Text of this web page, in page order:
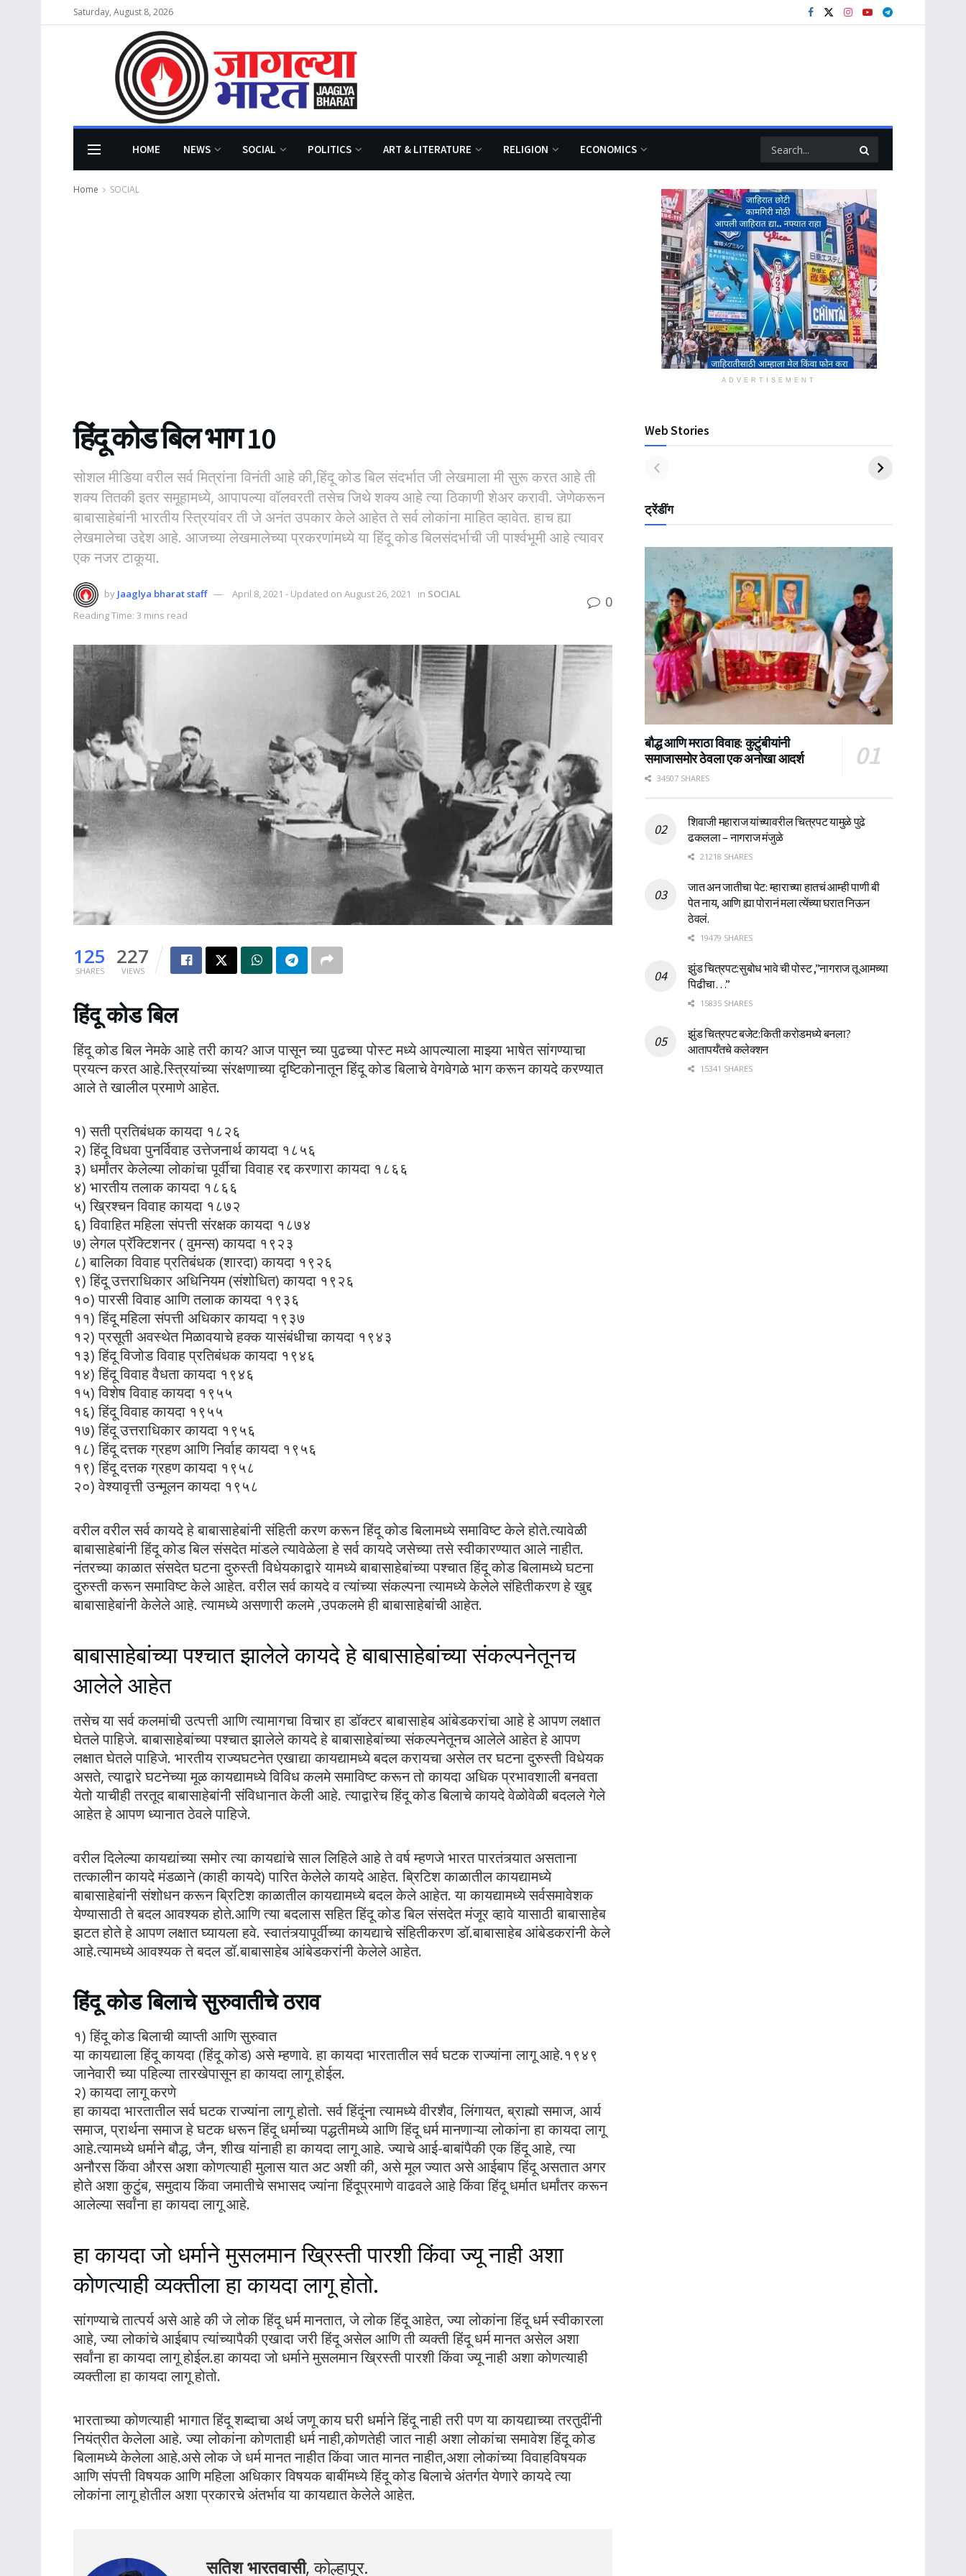
Saturday, August 8, 2026
HOME NEWS SOCIAL POLITICS ART & LITERATURE RELIGION ECONOMICS
Home SOCIAL
हिंदू कोड बिल भाग 10
सोशल मीडिया वरील सर्व मित्रांना विनंती आहे की,हिंदू कोड बिल संदर्भात जी लेखमाला मी सुरू करत आहे ती
शक्य तितकी इतर समूहामध्ये, आपापल्या वॉलवरती तसेच जिथे शक्य आहे त्या ठिकाणी शेअर करावी. जेणेकरून
बाबासाहेबांनी भारतीय स्त्रियांवर ती जे अनंत उपकार केले आहेत ते सर्व लोकांना माहित व्हावेत. हाच ह्या
लेखमालेचा उद्देश आहे. आजच्या लेखमालेच्या प्रकरणांमध्ये या हिंदू कोड बिलसंदर्भाची जी पार्श्वभूमी आहे त्यावर
एक नजर टाकूया.
by Jaaglya bharat staff April 8, 2021 - Updated on August 26, 2021 in SOCIAL
Reading Time: 3 mins read
0
125
SHARES
227
VIEWS
हिंदू कोड बिल
हिंदू कोड बिल नेमके आहे तरी काय? आज पासून च्या पुढच्या पोस्ट मध्ये आपल्याला माझ्या भाषेत सांगण्याचा
प्रयत्न करत आहे.स्त्रियांच्या संरक्षणाच्या दृष्टिकोनातून हिंदू कोड बिलाचे वेगवेगळे भाग करून कायदे करण्यात
आले ते खालील प्रमाणे आहेत.
१) सती प्रतिबंधक कायदा १८२६
२) हिंदू विधवा पुनर्विवाह उत्तेजनार्थ कायदा १८५६
३) धर्मांतर केलेल्या लोकांचा पूर्वीचा विवाह रद्द करणारा कायदा १८६६
४) भारतीय तलाक कायदा १८६६
५) ख्रिश्चन विवाह कायदा १८७२
६) विवाहित महिला संपत्ती संरक्षक कायदा १८७४
७) लेगल प्रॅक्टिशनर ( वुमन्स) कायदा १९२३
८) बालिका विवाह प्रतिबंधक (शारदा) कायदा १९२६
९) हिंदू उत्तराधिकार अधिनियम (संशोधित) कायदा १९२६
१०) पारसी विवाह आणि तलाक कायदा १९३६
११) हिंदू महिला संपत्ती अधिकार कायदा १९३७
१२) प्रसूती अवस्थेत मिळावयाचे हक्क यासंबंधीचा कायदा १९४३
१३) हिंदू विजोड विवाह प्रतिबंधक कायदा १९४६
१४) हिंदू विवाह वैधता कायदा १९४६
१५) विशेष विवाह कायदा १९५५
१६) हिंदू विवाह कायदा १९५५
१७) हिंदू उत्तराधिकार कायदा १९५६
१८) हिंदू दत्तक ग्रहण आणि निर्वाह कायदा १९५६
१९) हिंदू दत्तक ग्रहण कायदा १९५८
२०) वेश्यावृत्ती उन्मूलन कायदा १९५८
वरील वरील सर्व कायदे हे बाबासाहेबांनी संहिती करण करून हिंदू कोड बिलामध्ये समाविष्ट केले होते.त्यावेळी
बाबासाहेबांनी हिंदू कोड बिल संसदेत मांडले त्यावेळेला हे सर्व कायदे जसेच्या तसे स्वीकारण्यात आले नाहीत.
नंतरच्या काळात संसदेत घटना दुरुस्ती विधेयकाद्वारे यामध्ये बाबासाहेबांच्या पश्चात हिंदू कोड बिलामध्ये घटना
दुरुस्ती करून समाविष्ट केले आहेत. वरील सर्व कायदे व त्यांच्या संकल्पना त्यामध्ये केलेले संहितीकरण हे खुद्द
बाबासाहेबांनी केलेले आहे. त्यामध्ये असणारी कलमे ,उपकलमे ही बाबासाहेबांची आहेत.
बाबासाहेबांच्या पश्चात झालेले कायदे हे बाबासाहेबांच्या संकल्पनेतूनच
आलेले आहेत
तसेच या सर्व कलमांची उत्पत्ती आणि त्यामागचा विचार हा डॉक्टर बाबासाहेब आंबेडकरांचा आहे हे आपण लक्षात
घेतले पाहिजे. बाबासाहेबांच्या पश्चात झालेले कायदे हे बाबासाहेबांच्या संकल्पनेतूनच आलेले आहेत हे आपण
लक्षात घेतले पाहिजे. भारतीय राज्यघटनेत एखाद्या कायद्यामध्ये बदल करायचा असेल तर घटना दुरुस्ती विधेयक
असते, त्याद्वारे घटनेच्या मूळ कायद्यामध्ये विविध कलमे समाविष्ट करून तो कायदा अधिक प्रभावशाली बनवता
येतो याचीही तरतूद बाबासाहेबांनी संविधानात केली आहे. त्याद्वारेच हिंदू कोड बिलाचे कायदे वेळोवेळी बदलले गेले
आहेत हे आपण ध्यानात ठेवले पाहिजे.
वरील दिलेल्या कायद्यांच्या समोर त्या कायद्यांचे साल लिहिले आहे ते वर्ष म्हणजे भारत पारतंत्र्यात असताना
तत्कालीन कायदे मंडळाने (काही कायदे) पारित केलेले कायदे आहेत. ब्रिटिश काळातील कायद्यामध्ये
बाबासाहेबांनी संशोधन करून ब्रिटिश काळातील कायद्यामध्ये बदल केले आहेत. या कायद्यामध्ये सर्वसमावेशक
येण्यासाठी ते बदल आवश्यक होते.आणि त्या बदलास सहित हिंदू कोड बिल संसदेत मंजूर व्हावे यासाठी बाबासाहेब
झटत होते हे आपण लक्षात घ्यायला हवे. स्वातंत्र्यापूर्वीच्या कायद्याचे संहितीकरण डॉ.बाबासाहेब आंबेडकरांनी केले
आहे.त्यामध्ये आवश्यक ते बदल डॉ.बाबासाहेब आंबेडकरांनी केलेले आहेत.
हिंदू कोड बिलाचे सुरुवातीचे ठराव
१) हिंदू कोड बिलाची व्याप्ती आणि सुरुवात
या कायद्याला हिंदू कायदा (हिंदू कोड) असे म्हणावे. हा कायदा भारतातील सर्व घटक राज्यांना लागू आहे.१९४९
जानेवारी च्या पहिल्या तारखेपासून हा कायदा लागू होईल.
२) कायदा लागू करणे
हा कायदा भारतातील सर्व घटक राज्यांना लागू होतो. सर्व हिंदूंना त्यामध्ये वीरशैव, लिंगायत, ब्राह्मो समाज, आर्य
समाज, प्रार्थना समाज हे घटक धरून हिंदू धर्माच्या पद्धतीमध्ये आणि हिंदू धर्म मानणाऱ्या लोकांना हा कायदा लागू
आहे.त्यामध्ये धर्माने बौद्ध, जैन, शीख यांनाही हा कायदा लागू आहे. ज्याचे आई-बाबांपैकी एक हिंदू आहे, त्या
अनौरस किंवा औरस अशा कोणत्याही मुलास यात अट अशी की, असे मूल ज्यात असे आईबाप हिंदू असतात अगर
होते अशा कुटुंब, समुदाय किंवा जमातीचे सभासद ज्यांना हिंदूप्रमाणे वाढवले आहे किंवा हिंदू धर्मात धर्मांतर करून
आलेल्या सर्वांना हा कायदा लागू आहे.
हा कायदा जो धर्माने मुसलमान ख्रिस्ती पारशी किंवा ज्यू नाही अशा
कोणत्याही व्यक्तीला हा कायदा लागू होतो.
सांगण्याचे तात्पर्य असे आहे की जे लोक हिंदू धर्म मानतात, जे लोक हिंदू आहेत, ज्या लोकांना हिंदू धर्म स्वीकारला
आहे, ज्या लोकांचे आईबाप त्यांच्यापैकी एखादा जरी हिंदू असेल आणि ती व्यक्ती हिंदू धर्म मानत असेल अशा
सर्वांना हा कायदा लागू होईल.हा कायदा जो धर्माने मुसलमान ख्रिस्ती पारशी किंवा ज्यू नाही अशा कोणत्याही
व्यक्तीला हा कायदा लागू होतो.
भारताच्या कोणत्याही भागात हिंदू शब्दाचा अर्थ जणू काय घरी धर्माने हिंदू नाही तरी पण या कायद्याच्या तरतुदींनी
नियंत्रीत केलेला आहे. ज्या लोकांना कोणताही धर्म नाही,कोणतेही जात नाही अशा लोकांचा समावेश हिंदू कोड
बिलामध्ये केलेला आहे.असे लोक जे धर्म मानत नाहीत किंवा जात मानत नाहीत,अशा लोकांच्या विवाहविषयक
आणि संपत्ती विषयक आणि महिला अधिकार विषयक बाबींमध्ये हिंदू कोड बिलाचे अंतर्गत येणारे कायदे त्या
लोकांना लागू होतील अशा प्रकारचे अंतर्भाव या कायद्यात केलेले आहेत.
सतिश भारतवासी, कोल्हापूर.
ADVERTISEMENT
Web Stories
ट्रेंडींग
बौद्ध आणि मराठा विवाह: कुटुंबीयांनी
समाजासमोर ठेवला एक अनोखा आदर्श
34507 SHARES
शिवाजी महाराज यांच्यावरील चित्रपट यामुळे पुढे
ढकलला – नागराज मंजुळे
21218 SHARES
जात अन जातीचा पेट: म्हाराच्या हातचं आम्ही पाणी बी
पेत नाय, आणि ह्या पोरानं मला त्येंच्या घरात निऊन
ठेवलं.
19479 SHARES
झुंड चित्रपट:सुबोध भावे ची पोस्ट ,”नागराज तू आमच्या
पिढीचा…”
15835 SHARES
झुंड चित्रपट बजेट:किती करोडमध्ये बनला?
आतापर्यँतचे कलेक्शन
15341 SHARES